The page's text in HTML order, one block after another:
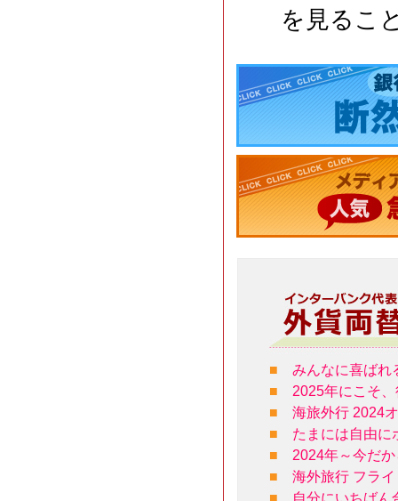
を見るこ
■
みんなに喜ばれ
■
2025年にこそ
■
海旅外行 2024
■
たまには自由に
■
2024年～今だ
■
海外旅行 フラ
■
自分にいちばん